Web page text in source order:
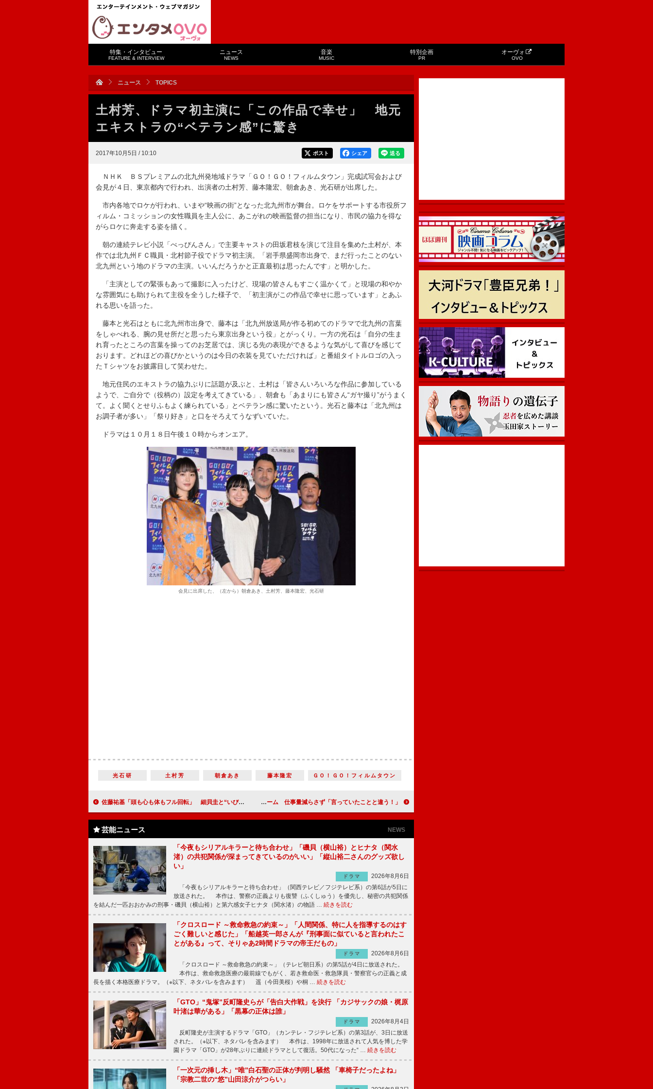
特集・インタビュー
FEATURE & INTERVIEW
ニュース
NEWS
音楽
MUSIC
特別企画
PR
オーヴォ
OVO
ニュース TOPICS
土村芳、ドラマ初主演に「この作品で幸せ」 地元
エキストラの“ベテラン感”に驚き
2017年10月5日 / 10:10 送る
シェア
ポスト
ＮＨＫ ＢＳプレミアムの北九州発地域ドラマ「ＧＯ！ＧＯ！フィルムタウン」完成試写会および
会見が４日、東京都内で行われ、出演者の土村芳、藤本隆宏、朝倉あき、光石研が出席した。
市内各地でロケが行われ、いまや“映画の街”となった北九州市が舞台。ロケをサポートする市役所フ
ィルム・コミッションの女性職員を主人公に、あこがれの映画監督の担当になり、市民の協力を得な
がらロケに奔走する姿を描く。
朝の連続テレビ小説「べっぴんさん」で主要キャストの田坂君枝を演じて注目を集めた土村が、本
作では北九州ＦＣ職員・北村節子役でドラマ初主演。「岩手県盛岡市出身で、まだ行ったことのない
北九州という地のドラマの主演。いいんだろうかと正直最初は思ったんです」と明かした。
「主演としての緊張もあって撮影に入ったけど、現場の皆さんもすごく温かくて」と現場の和やか
な雰囲気にも助けられて主役を全うした様子で、「初主演がこの作品で幸せに思っています」とあふ
れる思いを語った。
藤本と光石はともに北九州市出身で、藤本は「北九州放送局が作る初めてのドラマで北九州の言葉
をしゃべれる、腕の見せ所だと思ったら東京出身という役」とがっくり。一方の光石は「自分の生ま
れ育ったところの言葉を操ってのお芝居では、演じる先の表現ができるような気がして喜びを感じて
おります。どれほどの喜びかというのは今日の衣装を見ていただければ」と番組タイトルロゴの入っ
たＴシャツをお披露目して笑わせた。
地元住民のエキストラの協力ぶりに話題が及ぶと、土村は「皆さんいろいろな作品に参加している
ようで、ご自分で（役柄の）設定を考えてきている」、朝倉も「あまりにも皆さん“ガヤ撮り”がうまく
て。よく聞くとせりふもよく練られている」とベテラン感に驚いたという。光石と藤本は「北九州は
お調子者が多い」「祭り好き」と口をそろえてうなずいていた。
ドラマは１０月１８日午後１０時からオンエア。
会見に出席した、（左から）朝倉あき、土村芳、藤本隆宏、光石研
光石研 土村芳 朝倉あき 藤本隆宏 ＧＯ！ＧＯ！フィルムタウン
佐藤祐基「頭も心も体もフル回転」 細貝圭と“いびつ”なきょうだいを熱演 菊地亜美、“結婚後”の鈴木奈々にクレーム 仕事量減らさず「言っていたことと違う！」
芸能ニュース NEWS
「今夜もシリアルキラーと待ち合わせ」「磯貝（横山裕）とヒナタ（関水
渚）の共犯関係が深まってきているのがいい」「縦山裕二さんのグッズ欲し
い」
ドラマ
2026年8月6日
「今夜もシリアルキラーと待ち合わせ」（関西テレビ／フジテレビ系）の第6話が5日に
放送された。 本作は、警察の正義よりも復讐（ふくしゅう）を優先し、秘密の共犯関係
を結んだ一匹おおかみの刑事・磯貝（横山裕）と第六感女子ヒナタ（関水渚）の物語 … 続きを読む
「クロスロード ～救命救急の約束～」「人間関係、特に人を指導するのはす
ごく難しいと感じた」「船越英一郎さんが『刑事面に似ていると言われたこ
とがある』って、そりゃあ2時間ドラマの帝王だもの」
ドラマ
2026年8月6日
「クロスロード ～救命救急の約束～」（テレビ朝日系）の第5話が4日に放送された。
本作は、救命救急医療の最前線でもがく、若き救命医・救急隊員・警察官らの正義と成
長を描く本格医療ドラマ。（※以下、ネタバレを含みます） 遥（今田美桜）や桐 … 続きを読む
「GTO」“鬼塚”反町隆史らが「告白大作戦」を決行 「カジサックの娘・梶原
叶渚は華がある」「黒幕の正体は誰」
ドラマ
2026年8月4日
反町隆史が主演するドラマ「GTO」（カンテレ・フジテレビ系）の第3話が、3日に放送
された。（※以下、ネタバレを含みます） 本作は、1998年に放送されて人気を博した学
園ドラマ「GTO」が28年ぶりに連続ドラマとして復活。50代になった“ … 続きを読む
「一次元の挿し木」“唯”白石聖の正体が判明し騒然 「車椅子だったよね」
「宗教二世の“悠”山田涼介がつらい」